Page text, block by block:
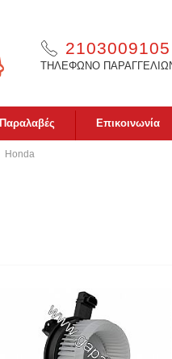
2103009105
ΤΗΛΕΦΩΝΟ
Επικοινωνία
Honda